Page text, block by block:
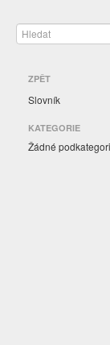
ZPĚT
Slovník
KATEGORIE
Žádné